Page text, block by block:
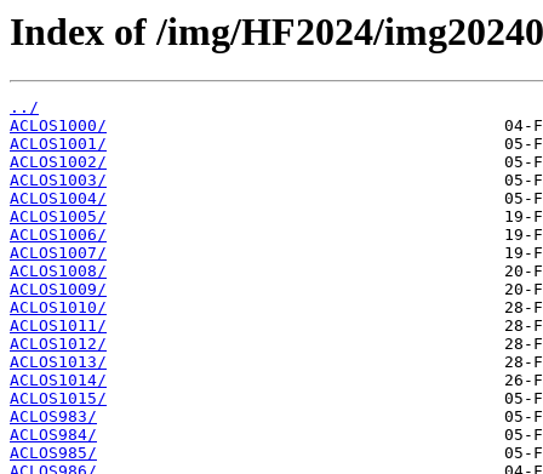
Index of /img/HF2024/
../
ACLOS1000/
ACLOS1001/
ACLOS1002/
ACLOS1003/
ACLOS1004/
ACLOS1005/
ACLOS1006/
ACLOS1007/
ACLOS1008/
ACLOS1009/
ACLOS1010/
ACLOS1011/
ACLOS1012/
ACLOS1013/
ACLOS1014/
ACLOS1015/
ACLOS983/
ACLOS984/
ACLOS985/